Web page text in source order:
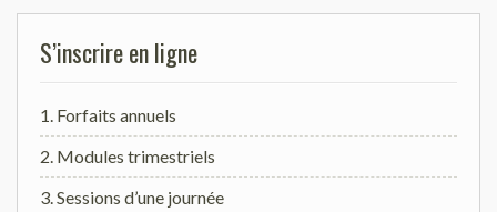
S’inscrire en ligne
1. Forfaits annuels
2. Modules trimestriels
3. Sessions d’une journée